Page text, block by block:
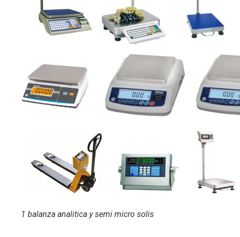
1 balanza analitica y semi micro solis